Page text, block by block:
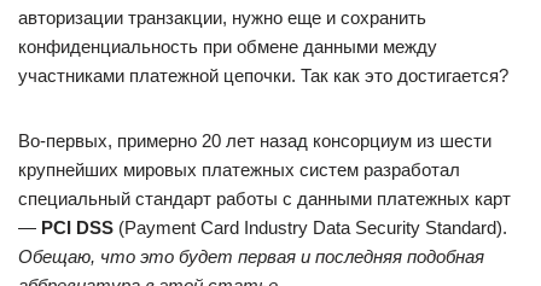
авторизации транзакции, нужно еще и сохранить
конфиденциальность при обмене данными между
участниками платежной цепочки. Так как это достигается?
Во-первых, примерно 20 лет назад консорциум из шести
крупнейших мировых платежных систем разработал
специальный стандарт работы с данными платежных карт
— PCI DSS (Payment Card Industry Data Security Standard).
Обещаю, что это будет первая и последняя подобная